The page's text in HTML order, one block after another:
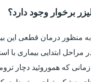
برخوار وجود دارد؟
منظور درمان قطعی این
ابتدایی بیماری با
که هموروئید دچار